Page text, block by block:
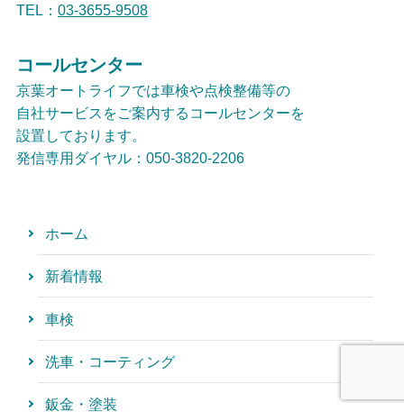
TEL： 03-3655-9508
コールセンター
京葉オートライフでは車検や点検整備等の
自社サービスをご案内するコールセンターを
設置しております。
発信専用ダイヤル：050-3820-2206
ホーム
新着情報
車検
洗車・コーティング
鈑金・塗装